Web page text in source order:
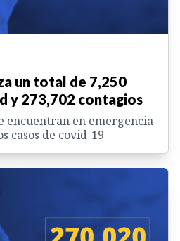
un total de 7,250
y 273,702 contagios
encuentran en emergencia
casos de covid-19